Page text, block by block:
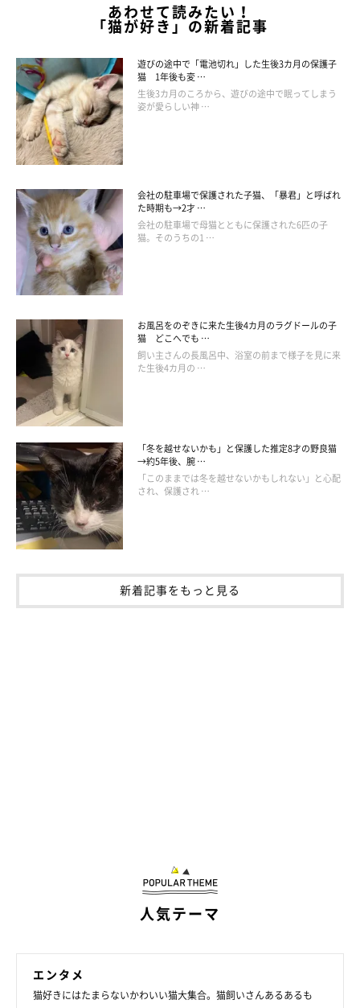
あわせて読みたい！
「猫が好き」の新着記事
遊びの途中で「電池切れ」した生後3カ月の保護子
猫 1年後も変 …
生後3カ月のころから、遊びの途中で眠ってしまう
姿が愛らしい神 …
会社の駐車場で保護された子猫、「暴君」と呼ばれ
た時期も→2才 …
会社の駐車場で母猫とともに保護された6匹の子
猫。そのうちの1 …
お風呂をのぞきに来た生後4カ月のラグドールの子
猫 どこへでも …
飼い主さんの長風呂中、浴室の前まで様子を見に来
た生後4カ月の …
「冬を越せないかも」と保護した推定8才の野良猫
→約5年後、腕 …
「このままでは冬を越せないかもしれない」と心配
され、保護され …
新着記事をもっと見る
人気テーマ
エンタメ
猫好きにはたまらないかわいい猫大集合。猫飼いさんあるあるも